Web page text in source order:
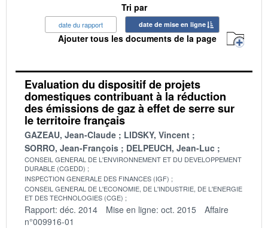
Tri par
date du rapport date de mise en ligne
Ajouter tous les documents de la page
Evaluation du dispositif de projets
domestiques contribuant à la réduction
des émissions de gaz à effet de serre sur
le territoire français
GAZEAU, Jean-Claude
LIDSKY, Vincent
SORRO, Jean-François
DELPEUCH, Jean-Luc
CONSEIL GENERAL DE L'ENVIRONNEMENT ET DU DEVELOPPEMENT
DURABLE (CGEDD)
INSPECTION GENERALE DES FINANCES (IGF)
CONSEIL GENERAL DE L'ECONOMIE, DE L'INDUSTRIE, DE L'ENERGIE
ET DES TECHNOLOGIES (CGE)
Rapport: déc. 2014 Mise en ligne: oct. 2015
Affaire
n°009916-01